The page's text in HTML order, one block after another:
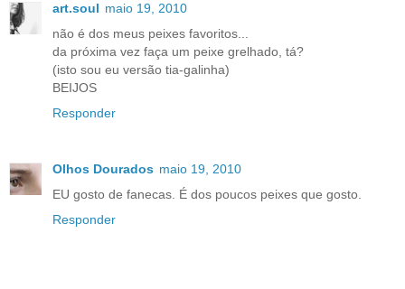
art.soul maio 19, 2010
não é dos meus peixes favoritos...
da próxima vez faça um peixe grelhado, tá?
(isto sou eu versão tia-galinha)
BEIJOS
Responder
Olhos Dourados maio 19, 2010
EU gosto de fanecas. É dos poucos peixes que gosto.
Responder